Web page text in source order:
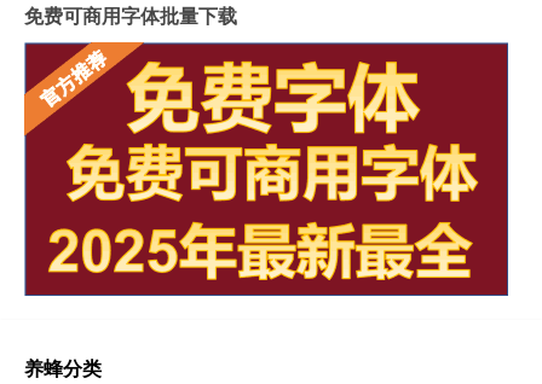
免费可商用字体批量下载
养蜂分类